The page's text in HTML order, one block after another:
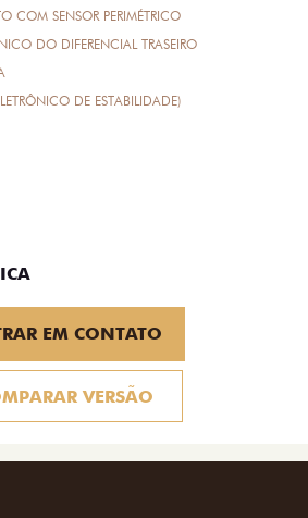
COM SENSOR PERIMÉTRICO
DO DIFERENCIAL TRASEIRO
DE ESTABILIDADE)
EM CONTATO
VERSÃO